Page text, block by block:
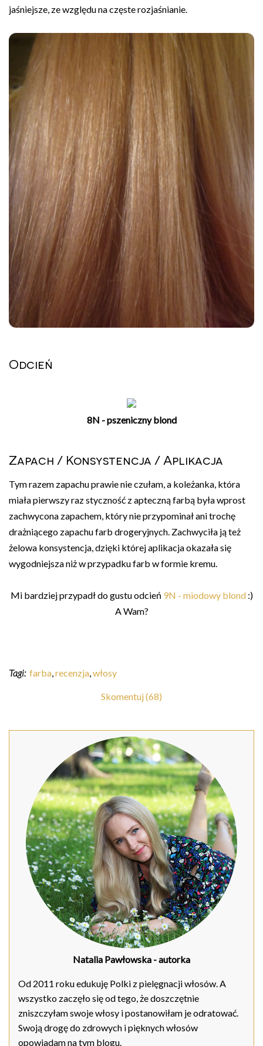
jaśniejsze, ze względu na częste rozjaśnianie.
Odcień
8N - pszeniczny blond
Zapach / Konsystencja / Aplikacja
Tym razem zapachu prawie nie czułam, a koleżanka, która
miała pierwszy raz styczność z apteczną farbą była wprost
zachwycona zapachem, który nie przypominał ani trochę
drażniącego zapachu farb drogeryjnych. Zachwyciła ją też
żelowa konsystencja, dzięki której aplikacja okazała się
wygodniejsza niż w przypadku farb w formie kremu.
Mi bardziej przypadł do gustu odcień 9N - miodowy blond:)
A Wam?
Tagi: farba,recenzja,włosy
Skomentuj (68)
Natalia Pawłowska - autorka
Od 2011 roku edukuję Polki z pielęgnacji włosów. A
wszystko zaczęło się od tego, że doszczętnie
zniszczyłam swoje włosy i postanowiłam je odratować.
Swoją drogę do zdrowych i pięknych włosów
opowiadam na tym blogu.